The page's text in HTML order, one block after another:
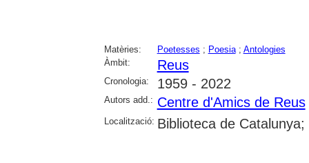
Matèries: Poetesses ; Poesia; Antologies
Àmbit:
Reus
Cronologia: 1959 - 2022
Autors add.: Centre d'Amics de Reus
Localització: Biblioteca de